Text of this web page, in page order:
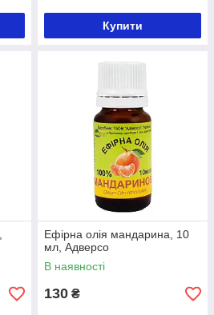
Купити
Ефірна олія мандарина, 10
мл, Адверсо
В наявності
130 ₴